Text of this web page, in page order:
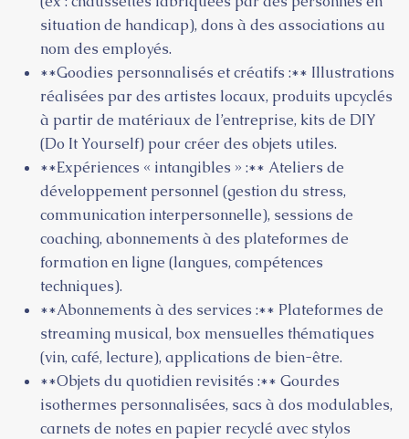
situation de handicap), dons à des associations au
nom des employés.
**Goodies personnalisés et créatifs :** Illustrations
réalisées par des artistes locaux, produits upcyclés
à partir de matériaux de l’entreprise, kits de DIY
(Do It Yourself) pour créer des objets utiles.
**Expériences « intangibles » :** Ateliers de
développement personnel (gestion du stress,
communication interpersonnelle), sessions de
coaching, abonnements à des plateformes de
formation en ligne (langues, compétences
techniques).
**Abonnements à des services :** Plateformes de
streaming musical, box mensuelles thématiques
(vin, café, lecture), applications de bien-être.
**Objets du quotidien revisités :** Gourdes
isothermes personnalisées, sacs à dos modulables,
carnets de notes en papier recyclé avec stylos